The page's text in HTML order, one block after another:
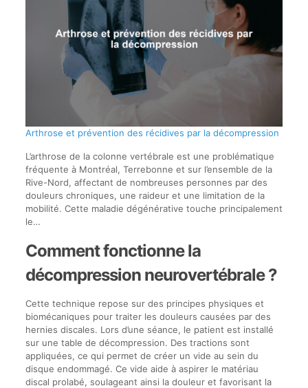
Arthrose et prévention des récidives par la décompression
L’arthrose de la colonne vertébrale est une problématique
fréquente à Montréal, Terrebonne et sur l’ensemble de la
Rive-Nord, affectant de nombreuses personnes par des
douleurs chroniques, une raideur et une limitation de la
mobilité. Cette maladie dégénérative touche principalement
le…
Comment fonctionne la
décompression neurovertébrale ?
Cette technique repose sur des principes physiques et
biomécaniques pour traiter les douleurs causées par des
hernies discales. Lors d’une séance, le patient est installé
sur une table de décompression. Des tractions sont
appliquées, ce qui permet de créer un vide au sein du
disque endommagé. Ce vide aide à aspirer le matériau
discal prolabé, soulageant ainsi la douleur et favorisant la